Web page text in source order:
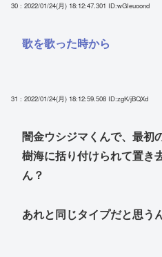
30 : 2022/01/24(月) 18:12:47.301 ID:wGIeuoond
歌を歌った時から
31 : 2022/01/24(月) 18:12:59.508 ID:zgK/jBQXd
闇金ウシジマくんで、最初
樹海に括り付けられて置き
ん？
あれと同じタイプだと思う